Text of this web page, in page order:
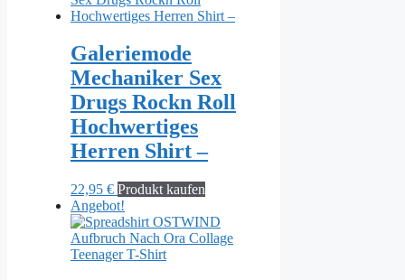
Galeriemode
Mechaniker Sex
Drugs Rockn Roll
Hochwertiges
Herren Shirt –
22,95 € Produkt kaufen
Angebot!